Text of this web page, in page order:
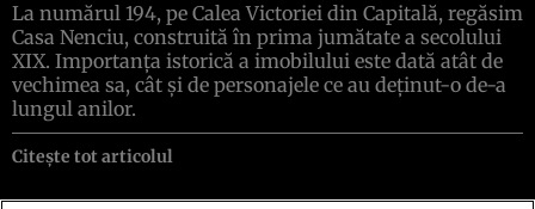
La numărul 194, pe Calea Victoriei din Capitală, regăsim
Casa Nenciu, construită în prima jumătate a secolului
XIX. Importanţa istorică a imobilului este dată atât de
vechimea sa, cât şi de personajele ce au deţinut-o de-a
lungul anilor.
Citește tot articolul